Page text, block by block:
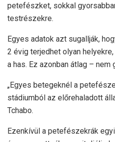
petefészket, sokkal
testrészekre.
Egyes adatok azt sugallják,
2 évig terjedhet olyan
a has. Ez azonban átlag – nem
„Egyes betegeknél a
stádiumból az előrehaladott
Tchabo.
Ezenkívül a petefészekrák